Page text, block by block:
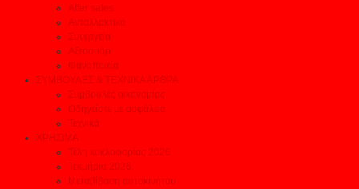
After sales
Ανταλλακτικά
Συνεργεία
Αξεσουάρ
Φανοποιεία
ΣΥΜΒΟΥΛΕΣ & ΤΕΧΝΙΚΑ ΑΡΘΡΑ
Συμβουλές οικονομίας
Οδηγείστε με ασφάλεια
Τεχνικά
ΧΡΗΣΙΜΑ
Τέλη κυκλοφορίας 2026
Τεκμήρια 2026
Μεταβίβαση αυτοκινήτου